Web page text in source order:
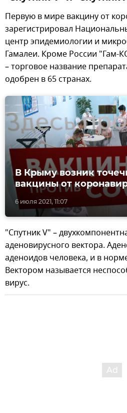
Первую в мире вакцину от
зарегистрировал
центр эпидемиологии и
Гамалеи. Кроме России "Гам-
– торговое название
одобрен в 65 странах.
6 июля 2021, 11:07
В Крыму возник
вакцины от
"Спутник V" –
аденовирусного вектора.
аденоидов человека, и в
Вектором называется
вирус.